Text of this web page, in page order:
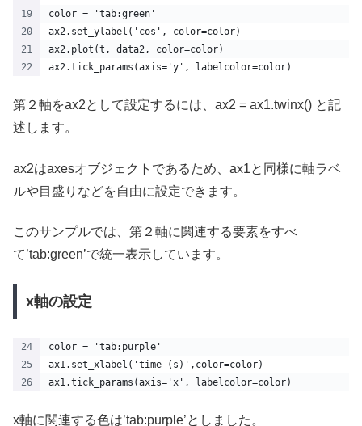
color = 'tab:green'
ax2.set_ylabel('cos', color=color)
ax2.plot(t, data2, color=color)
ax2.tick_params(axis='y', labelcolor=color)
第２軸をax2として設定するには、ax2 = ax1.twinx() と記
述します。
ax2はaxesオブジェクトであるため、ax1と同様に軸ラベ
ルや目盛りなどを自由に設定できます。
このサンプルでは、第２軸に関連する要素をすべ
て’tab:green’で統一表示しています。
x軸の設定
color = 'tab:purple'
ax1.set_xlabel('time (s)',color=color)
ax1.tick_params(axis='x', labelcolor=color)
x軸に関連する色は’tab:purple’としました。